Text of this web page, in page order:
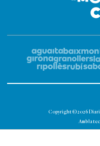
Copyright © 2026 Diari
Amb la